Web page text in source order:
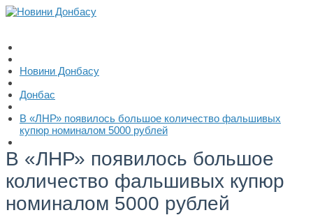
Новини Донбасу
Донбас
В «ЛНР» появилось большое количество фальшивых
купюр номиналом 5000 рублей
В «ЛНР» появилось большое
количество фальшивых купюр
номиналом 5000 рублей